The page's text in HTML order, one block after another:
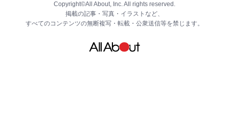
Copyright©All About, Inc. All rights reserved.
掲載の記事・写真・イラストなど、
すべてのコンテンツの無断複写・転載・公衆送信等を禁じます。